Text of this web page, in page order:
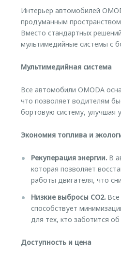
Интерьер автомобилей
продуманным
Вместо стандартных
мультимедийные системы с
Мультимедийная система
Все автомобили OMODA
что позволяет водителям
бортовую систему, улучшая
Экономия топлива и
Рекуперация энергии. В
которая позволяет
работы двигателя, что
Низкие выбросы CO2.
способствует
для тех, кто заботится об
Доступность и цена